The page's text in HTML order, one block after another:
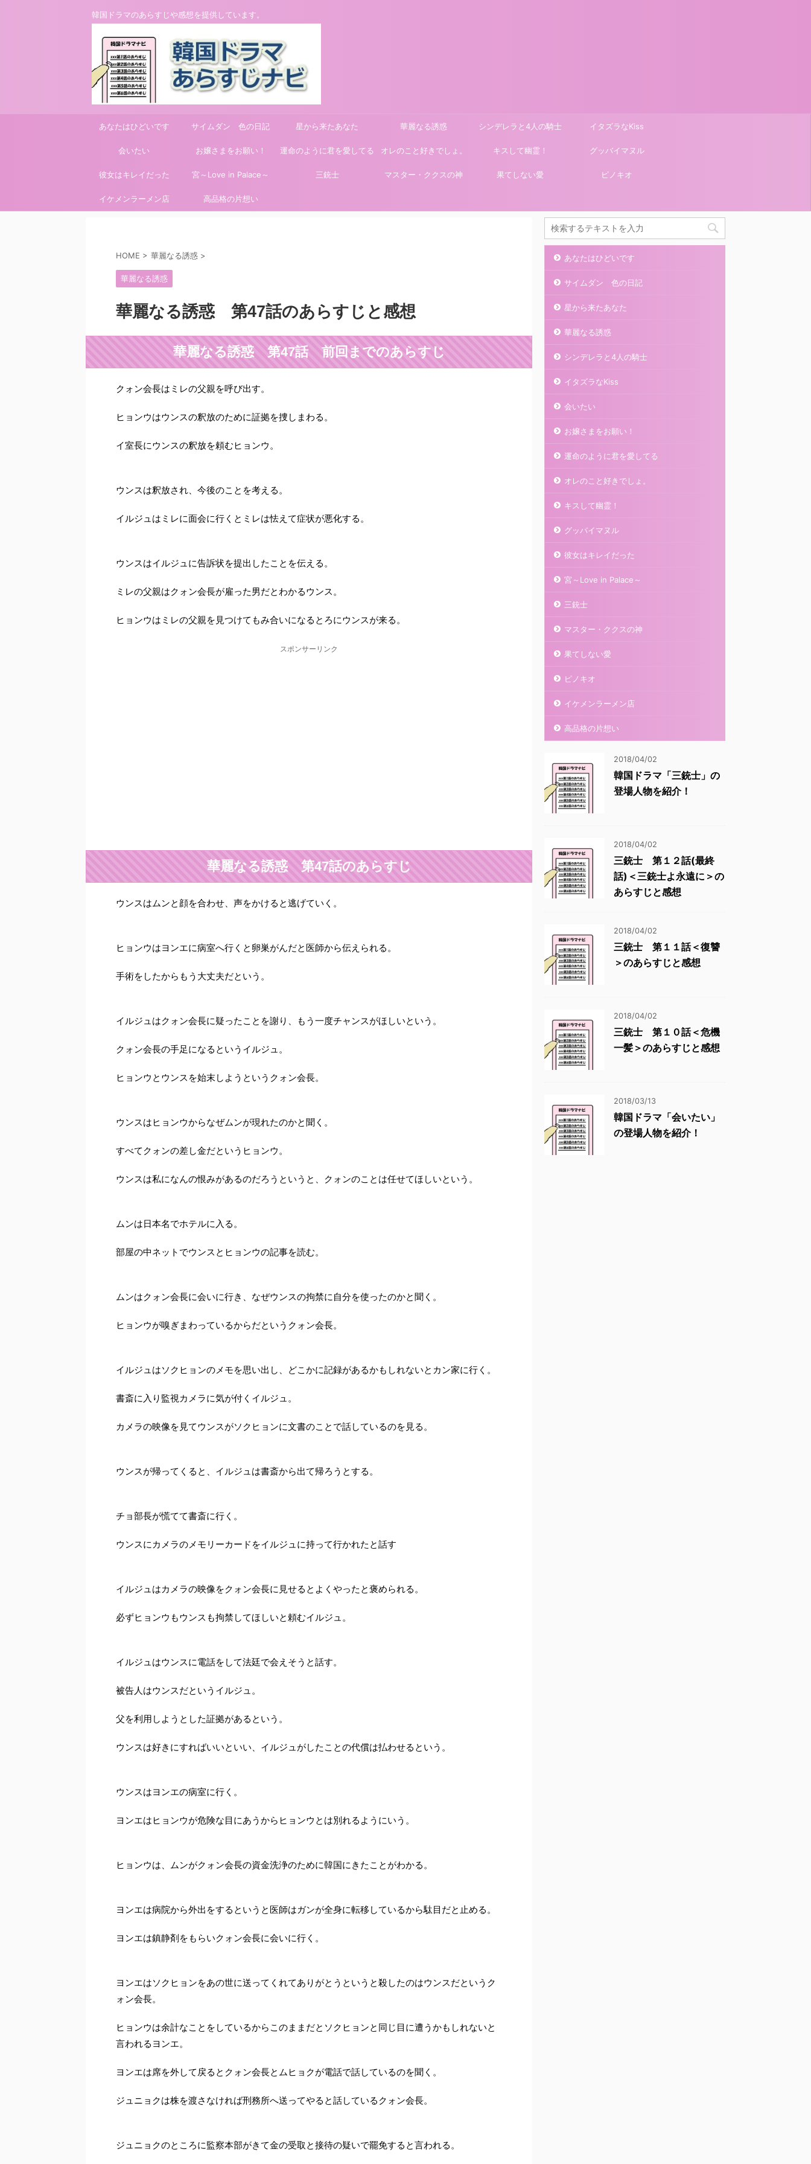
韓国ドラマのあらすじや感想を提供しています。
あなたはひどいです サイムダン 色の日記 星から来たあなた 華麗なる誘惑 シンデレラと4人の騎士 イタズラなKiss
会いたい お嬢さまをお願い！ 運命のように君を愛してる オレのこと好きでしょ。 キスして幽霊！ グッバイマヌル
彼女はキレイだった 宮～Love in Palace～ 三銃士 マスター・ククスの神 果てしない愛 ピノキオ
イケメンラーメン店 高品格の片想い
HOME > 華麗なる誘惑 >
華麗なる誘惑
華麗なる誘惑 第47話のあらすじと感想
華麗なる誘惑 第47話 前回までのあらすじ
クォン会長はミレの父親を呼び出す。
ヒョンウはウンスの釈放のために証拠を捜しまわる。
イ室長にウンスの釈放を頼むヒョンウ。
ウンスは釈放され、今後のことを考える。
イルジュはミレに面会に行くとミレは怯えて症状が悪化する。
ウンスはイルジュに告訴状を提出したことを伝える。
ミレの父親はクォン会長が雇った男だとわかるウンス。
ヒョンウはミレの父親を見つけてもみ合いになるとろにウンスが来る。
スポンサーリンク
華麗なる誘惑 第47話のあらすじ
ウンスはムンと顔を合わせ、声をかけると逃げていく。
ヒョンウはヨンエに病室へ行くと卵巣がんだと医師から伝えられる。
手術をしたからもう大丈夫だという。
イルジュはクォン会長に疑ったことを謝り、もう一度チャンスがほしいという。
クォン会長の手足になるというイルジュ。
ヒョンウとウンスを始末しようというクォン会長。
ウンスはヒョンウからなぜムンが現れたのかと聞く。
すべてクォンの差し金だというヒョンウ。
ウンスは私になんの恨みがあるのだろうというと、クォンのことは任せてほしいという。
ムンは日本名でホテルに入る。
部屋の中ネットでウンスとヒョンウの記事を読む。
ムンはクォン会長に会いに行き、なぜウンスの拘禁に自分を使ったのかと聞く。
ヒョンウが嗅ぎまわっているからだというクォン会長。
イルジュはソクヒョンのメモを思い出し、どこかに記録があるかもしれないとカン家に行く。
書斎に入り監視カメラに気が付くイルジュ。
カメラの映像を見てウンスがソクヒョンに文書のことで話しているのを見る。
ウンスが帰ってくると、イルジュは書斎から出て帰ろうとする。
チョ部長が慌てて書斎に行く。
ウンスにカメラのメモリーカードをイルジュに持って行かれたと話す
イルジュはカメラの映像をクォン会長に見せるとよくやったと褒められる。
必ずヒョンウもウンスも拘禁してほしいと頼むイルジュ。
イルジュはウンスに電話をして法廷で会えそうと話す。
被告人はウンスだというイルジュ。
父を利用しようとした証拠があるという。
ウンスは好きにすればいいといい、イルジュがしたことの代償は払わせるという。
ウンスはヨンエの病室に行く。
ヨンエはヒョンウが危険な目にあうからヒョンウとは別れるようにいう。
ヒョンウは、ムンがクォン会長の資金洗浄のために韓国にきたことがわかる。
ヨンエは病院から外出をするというと医師はガンが全身に転移しているから駄目だと止める。
ヨンエは鎮静剤をもらいクォン会長に会いに行く。
ヨンエはソクヒョンをあの世に送ってくれてありがとうというと殺したのはウンスだというク
ォン会長。
ヒョンウは余計なことをしているからこのままだとソクヒョンと同じ目に遭うかもしれないと
言われるヨンエ。
ヨンエは席を外して戻るとクォン会長とムヒョクが電話で話しているのを聞く。
ジュニョクは株を渡さなければ刑務所へ送ってやると話しているクォン会長。
ジュニョクのところに監察本部がきて金の受取と接待の疑いで罷免すると言われる。
あなたはひどいです
サイムダン 色の日記
星から来たあなた
華麗なる誘惑
シンデレラと4人の騎士
イタズラなKiss
会いたい
お嬢さまをお願い！
運命のように君を愛してる
オレのこと好きでしょ。
キスして幽霊！
グッバイマヌル
彼女はキレイだった
宮～Love in Palace～
三銃士
マスター・ククスの神
果てしない愛
ピノキオ
イケメンラーメン店
高品格の片想い
2018/04/02
韓国ドラマ「三銃士」の
登場人物を紹介！
2018/04/02
三銃士 第１２話(最終
話)＜三銃士よ永遠に＞の
あらすじと感想
2018/04/02
三銃士 第１１話＜復讐
＞のあらすじと感想
2018/04/02
三銃士 第１０話＜危機
一髪＞のあらすじと感想
2018/03/13
韓国ドラマ「会いたい」
の登場人物を紹介！